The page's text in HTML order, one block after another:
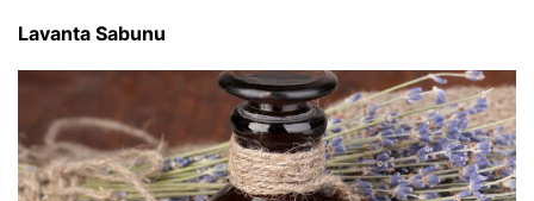
Lavanta Sabunu